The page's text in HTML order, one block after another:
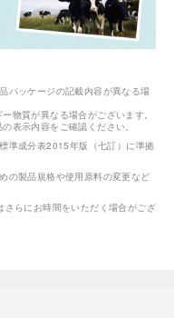
パッケージの記載内容が異なる場
物質が異なる場合がございます。
表示内容をご確認ください。
準成分表2015年版（七訂）に準拠
の製品規格や使用原料の変更など
らにお時間をいただく場合がござ
shops
Singapore
Thailand